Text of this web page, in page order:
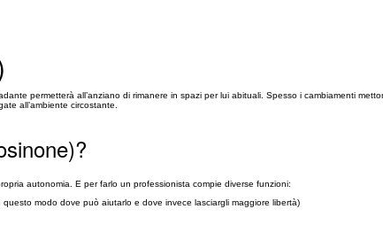
permetterà all’anziano di rimanere in spazi per lui abituali. Spesso i cambiamenti
all’ambiente circostante.
autonomia. E per farlo un professionista compie diverse funzioni:
modo dove può aiutarlo e dove invece lasciargli maggiore libertà)